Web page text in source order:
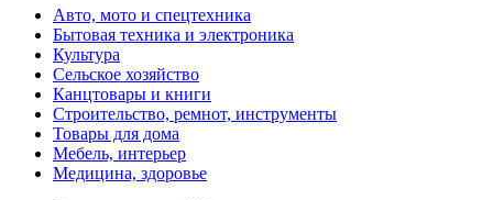
Авто, мото и спецтехника
Бытовая техника и электроника
Культура
Сельское хозяйство
Канцтовары и книги
Строительство, ремнот, инструменты
Товары для дома
Мебель, интерьер
Медицина, здоровье